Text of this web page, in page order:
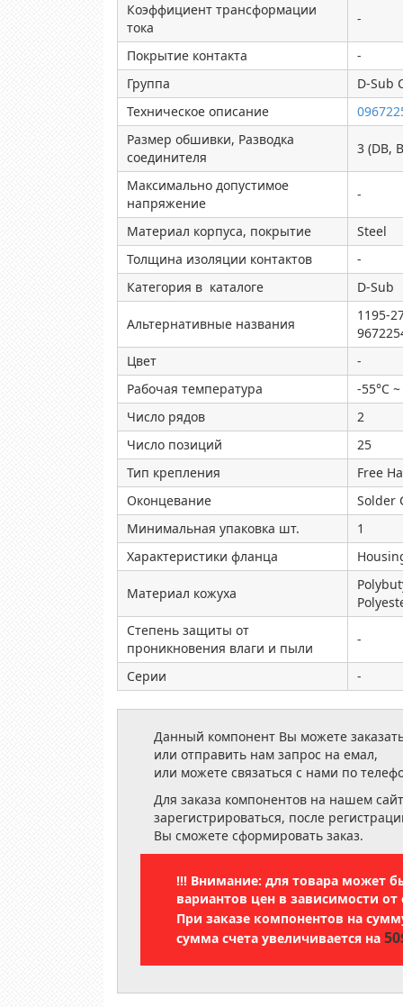
Коэффициент трансформации
тока
-
Покрытие контакта
-
Группа
D-Sub
Техническое описание
Размер обшивки, Разводка
соединителя
3 (DB,
Максимально допустимое
напряжение
-
Материал корпуса, покрытие
Steel
Толщина изоляции контактов
-
Категория в каталоге
D-Sub
Альтернативные названия
1195-
Цвет
-
Рабочая температура
-55°C
Число рядов
2
Число позиций
25
Тип крепления
Free
Оконцевание
Solder
Минимальная упаковка шт.
1
Характеристики фланца
Материал кожуха
Степень защиты от
проникновения влаги и пыли
-
Серии -
Данный компонент Вы можете
или отправить нам запрос на емал,
или можете связаться с нами по
Для заказа компонентов на нашем
зарегистрироваться, после
Вы сможете сформировать заказ.
!!! Внимание: для товара может
вариантов цен в зависимости от
При заказе компонентов на
сумма счета увеличивается на